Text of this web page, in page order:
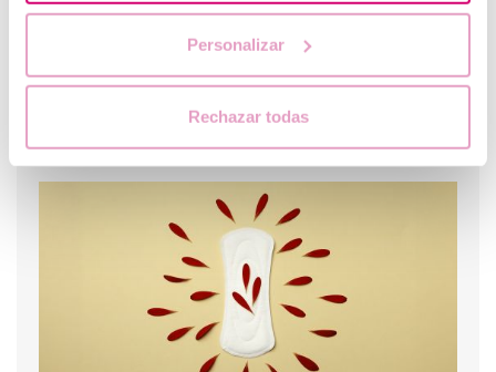
Personalizar
Rechazar todas
Spotting: ¿Qué es y cómo afecta a la fertilidad?